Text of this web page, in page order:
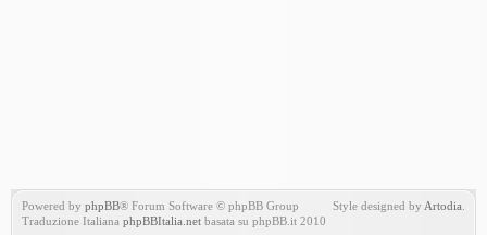
Powered by phpBB® Forum Software © phpBB Group
Traduzione Italiana phpBBItalia.net basata su phpBB.it 2010
Style designed by Artodia